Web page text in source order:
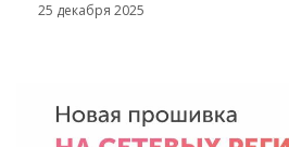
25 декабря 2025